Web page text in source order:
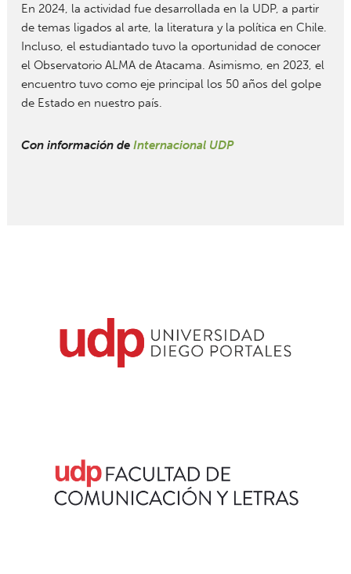
En 2024, la actividad fue desarrollada en la UDP, a partir
de temas ligados al arte, la literatura y la política en Chile.
Incluso, el estudiantado tuvo la oportunidad de conocer
el Observatorio ALMA de Atacama. Asimismo, en 2023, el
encuentro tuvo como eje principal los 50 años del golpe
de Estado en nuestro país.
Con información de Internacional UDP